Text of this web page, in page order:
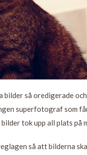
så oredigerade
superfotograf som
tok upp all plats på
så att bilderna